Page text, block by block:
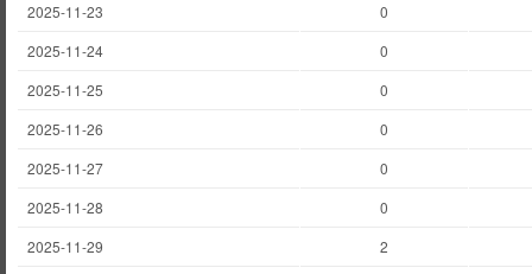
2025-11-23
0
2025-11-24
0
2025-11-25
0
2025-11-26
0
2025-11-27
0
2025-11-28
0
2025-11-29
2